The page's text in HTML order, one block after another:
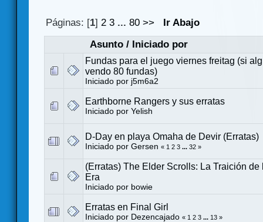
Páginas: [1]2 3 ...80 >>
Ir Abajo
Asunto/ Iniciado por
Fundas para el juego viernes freitag (si
vendo 80 fundas)
Iniciado por j5m6a2
Earthborne Rangers y sus erratas
Iniciado por Yelish
D-Day en playa Omaha de Devir (Erratas)
Iniciado por Gersen « 1 2 3 ... 32 »
(Erratas) The Elder Scrolls: La Traición de
Era
Iniciado por bowie
Erratas en Final Girl
Iniciado por Dezencajado « 1 2 3 ... 13 »